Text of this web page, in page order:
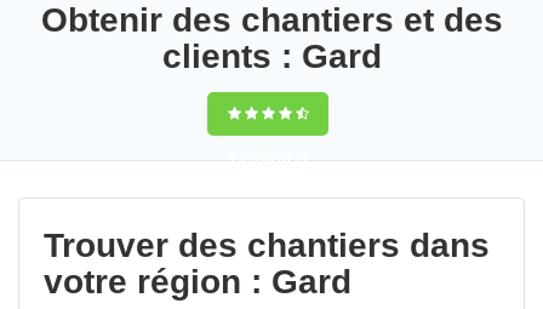
Obtenir des chantiers et des
clients : Gard
9,5(100%)74
votes
Trouver des chantiers dans
votre région : Gard